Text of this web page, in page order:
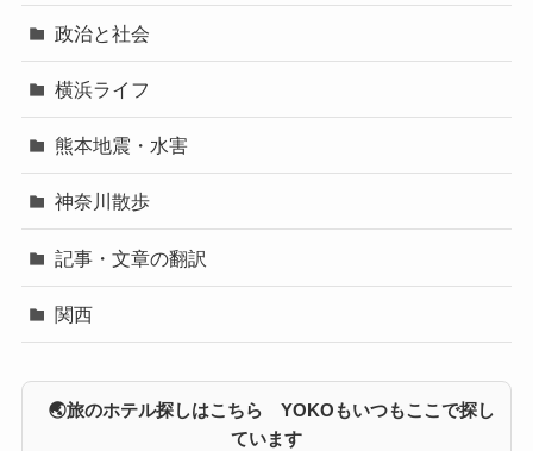
政治と社会
横浜ライフ
熊本地震・水害
神奈川散歩
記事・文章の翻訳
関西
🌏旅のホテル探しはこちら YOKOもいつもここで探し
ています